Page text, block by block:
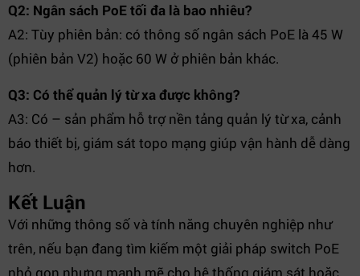
Q2: Ngân sách PoE tối đa là bao nhiêu?
A2: Tùy phiên bản: có thông số ngân sách PoE là 45 W
(phiên bản V2) hoặc 60 W ở phiên bản khác.
Q3: Có thể quản lý từ xa được không?
A3: Có – sản phẩm hỗ trợ nền tảng quản lý từ xa, cảnh
báo thiết bị, giám sát topo mạng giúp vận hành dễ dàng
hơn.
Kết Luận
Với những thông số và tính năng chuyên nghiệp như
trên, nếu bạn đang tìm kiếm một giải pháp switch PoE